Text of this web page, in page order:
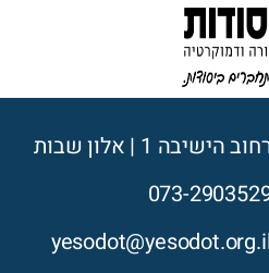
הישיבה 1 | אלון שבות
073-